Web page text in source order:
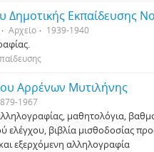
Δημοτικής Εκπαίδευσης
Αρχείο 1939-1940
Αρρένων Μυτιλήνης
1967
μαθητολόγια,
ελέγχου, βιβλία μισθοδοσίας
εξερχόμενη αλληλογραφία